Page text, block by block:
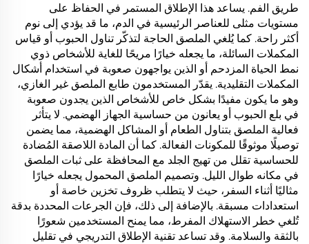
طريق الفم. يساعد هذا الإطلاق المستمر في الحفاظ على
مستويات مثلى للعناصر الرئيسية في الدم، ما قد يؤدي إلى نوم
أكثر راحة. كما يُلغي الملصق الحاجة لتذكّر تناول الحبوب أو قياس
المكملات السائلة، ما يجعله خيارًا مريحًا للغاية للأشخاص ذوي
نمط الحياة المزدحم أو الذين يواجهون صعوبة في استخدام أشكال
المكملات التقليدية. يقدّر المستخدمون طابع الملصق غير الغازي،
وهو ما يكون مفيدًا بشكل خاص للأشخاص الذين يجدون صعوبة
في بلع الحبوب أو يعانون من حساسية الجهاز الهضمي. لا يتأثر
فعالية الملصق بتناول الطعام أو المشاكل الهضمية، مما يضمن
توصيلًا موثوقًا للمكونات الفعالة. كما أن المادة اللاصقة المُضادة
للحساسية تقلل من تهيج الجلد مع المحافظة على ثبات الملصق
في مكانه طوال الليل. وتصميم الملصق المحمول يجعله خيارًا
مثاليًا أثناء السفر، حيث لا يتطلب ظروف تخزين خاصة أو
استعدادات مسبقة. بالإضافة إلى ذلك، فإن الجرعات المحددة بدقة
تُلغي خطر الاستهلاك المفرط، مما يمنح المستخدمين شعورًا
بالثقة والسلامة. وقد تساعد تقنية الإطلاق التدريجي في تقليل